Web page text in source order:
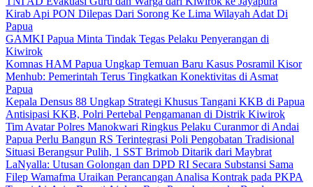
Kirab Api PON Dilepas Dari Sorong Ke Lima Wilayah Adat Di
Papua
GAMKI Papua Minta Tindak Tegas Pelaku Penyerangan di
Kiwirok
Komnas HAM Papua Ungkap Temuan Baru Kasus Posramil Kisor
Menhub: Pemerintah Terus Tingkatkan Konektivitas di Asmat
Papua
Kepala Densus 88 Ungkap Strategi Khusus Tangani KKB di Papua
Antisipasi KKB, Polri Pertebal Pengamanan di Distrik Kiwirok
Tim Avatar Polres Manokwari Ringkus Pelaku Curanmor di Andai
Papua Perlu Bangun RS Terintegrasi Poli Pengobatan Tradisional
Situasi Berangsur Pulih, 1 SST Brimob Ditarik dari Maybrat
LaNyalla: Utusan Golongan dan DPD RI Secara Substansi Sama
Filep Wamafma Uraikan Perancangan Analisa Kontrak pada PKPA